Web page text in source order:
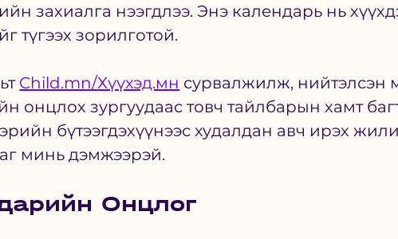
захиалга нээгдлээ. Энэ календарь нь
түгээх зорилготой.
Child.mn/Хүүхэд.мн сурвалжилж, нийтэлсэн
онцлох зургуудаас товч тайлбарын хамт
бүтээгдэхүүнээс худалдан авч ирэх
минь дэмжээрэй.
Онцлог